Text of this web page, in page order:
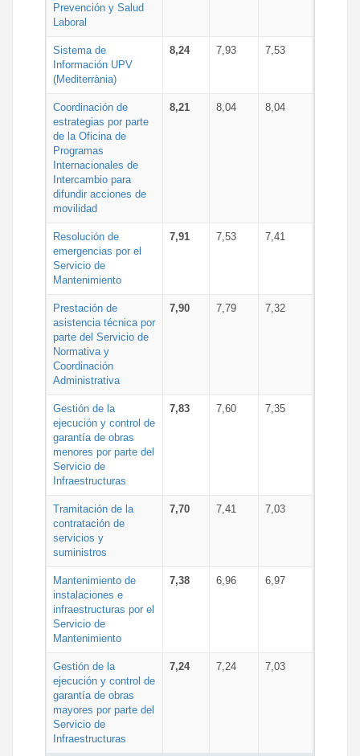
Prevención y Salud
Laboral
Sistema de
Información UPV
(Mediterrània)
8,24 7,93 7,53
Coordinación de
estrategias por parte
de la Oficina de
Programas
Internacionales de
Intercambio para
difundir acciones de
movilidad
8,21 8,04 8,04
Resolución de
emergencias por el
Servicio de
Mantenimiento
7,91 7,53 7,41
Prestación de
asistencia técnica por
parte del Servicio de
Normativa y
Coordinación
Administrativa
7,90 7,79 7,32
Gestión de la
ejecución y control de
garantía de obras
menores por parte del
Servicio de
Infraestructuras
7,83 7,60 7,35
Tramitación de la
contratación de
servicios y
suministros
7,70 7,41 7,03
Mantenimiento de
instalaciones e
infraestructuras por el
Servicio de
Mantenimiento
7,38 6,96 6,97
Gestión de la
ejecución y control de
garantía de obras
mayores por parte del
Servicio de
Infraestructuras
7,24 7,24 7,03